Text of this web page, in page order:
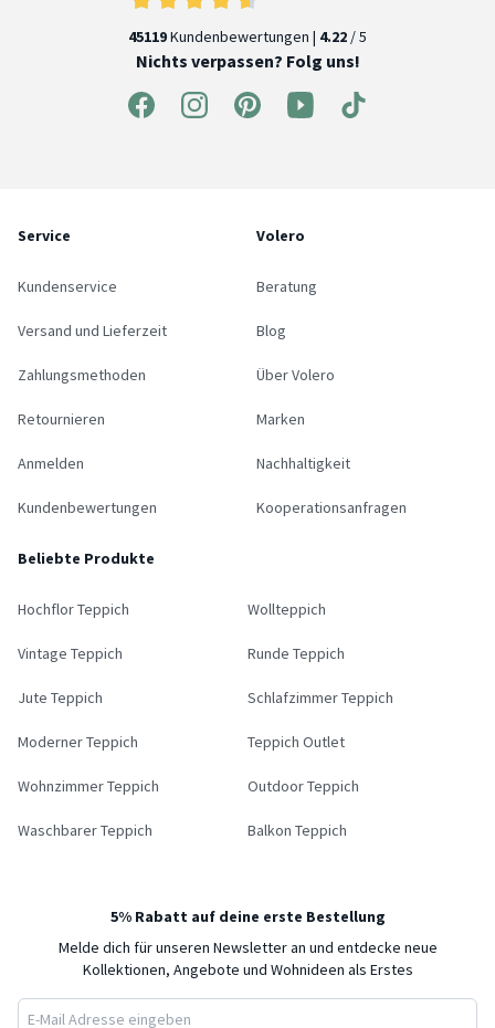
45119Kundenbewertungen | 4.22 / 5
Nichts verpassen? Folg uns!
Service
Kundenservice
Versand und Lieferzeit
Zahlungsmethoden
Retournieren
Anmelden
Kundenbewertungen
Volero
Beratung
Blog
Über Volero
Marken
Nachhaltigkeit
Kooperationsanfragen
Beliebte Produkte
Hochflor Teppich Wollteppich
Vintage Teppich Runde Teppich
Jute Teppich Schlafzimmer Teppich
Moderner Teppich Teppich Outlet
Wohnzimmer Teppich Outdoor Teppich
Waschbarer Teppich Balkon Teppich
5% Rabatt auf deine erste Bestellung
Melde dich für unseren Newsletter an und entdecke neue
Kollektionen, Angebote und Wohnideen als Erstes